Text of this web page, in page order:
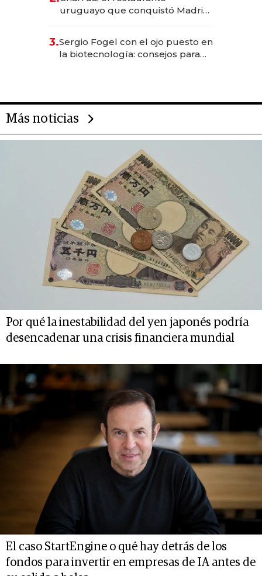
millones
uruguayo que conquistó Madrid:
anticipación y prepara apertura
3.Sergio Fogel con el ojo puesto en
la biotecnología: consejos para
Más noticias
Por qué la inestabilidad del yen japonés podría
desencadenar una crisis financiera mundial
El caso StartEngine o qué hay detrás de los
fondos para invertir en empresas de IA antes de